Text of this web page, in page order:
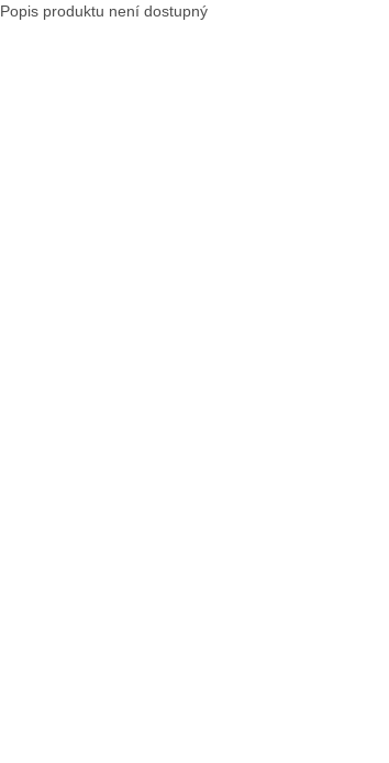
Popis produktu není dostupný